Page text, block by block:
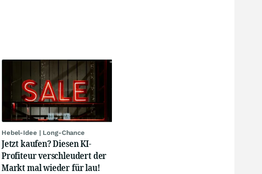
Hebel-Idee | Long-Chance
Jetzt kaufen? Diesen KI-
Profiteur verschleudert der
Markt mal wieder für lau!